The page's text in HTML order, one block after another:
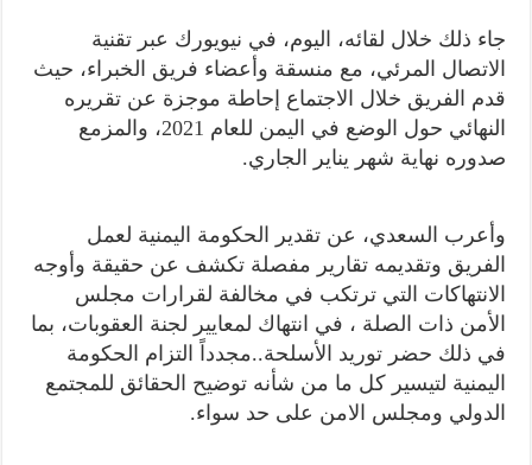
جاء ذلك خلال لقائه، اليوم، في نيويورك عبر تقنية
الاتصال المرئي، مع منسقة وأعضاء فريق الخبراء، حيث
قدم الفريق خلال الاجتماع إحاطة موجزة عن تقريره
النهائي حول الوضع في اليمن للعام 2021، والمزمع
صدوره نهاية شهر يناير الجاري.
وأعرب السعدي، عن تقدير الحكومة اليمنية لعمل
الفريق وتقديمه تقارير مفصلة تكشف عن حقيقة وأوجه
الانتهاكات التي ترتكب في مخالفة لقرارات مجلس
الأمن ذات الصلة ، في انتهاك لمعايير لجنة العقوبات، بما
في ذلك حضر توريد الأسلحة..مجدداً التزام الحكومة
اليمنية لتيسير كل ما من شأنه توضيح الحقائق للمجتمع
الدولي ومجلس الامن على حد سواء.